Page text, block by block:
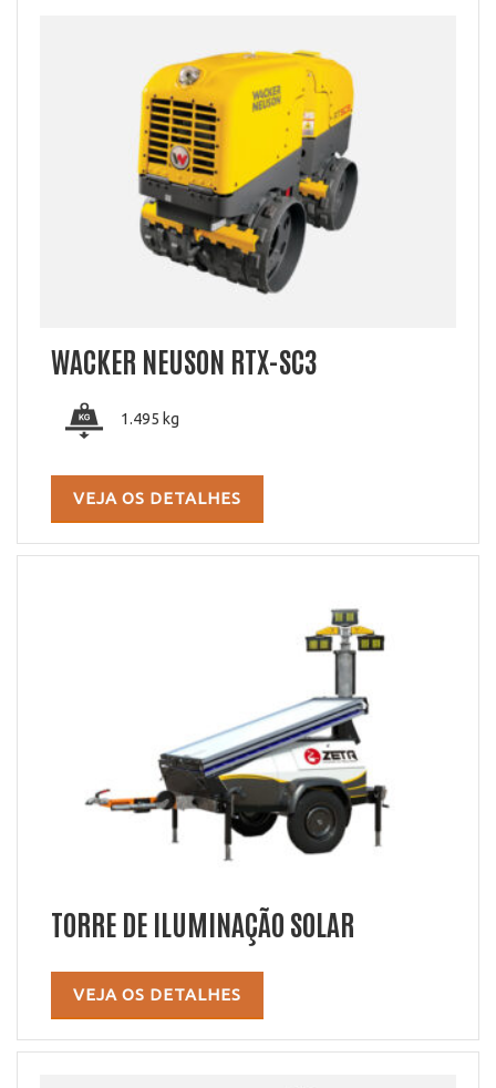
WACKER NEUSON RTX-SC3
1.495 kg
VEJA OS DETALHES
TORRE DE ILUMINAÇÃO SOLAR
VEJA OS DETALHES